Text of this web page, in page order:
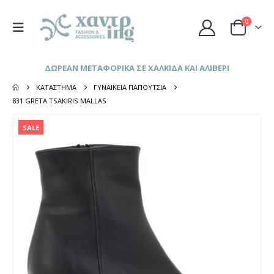
0
ΔΩΡΕΑΝ ΜΕΤΑΦΟΡΙΚΑ ΣΕ ΧΑΛΚΙΔΑ ΚΑΙ ΑΛΙΒΕΡΙ
ΚΑΤΆΣΤΗΜΑ
ΓΥΝΑΙΚΕΊΑ ΠΑΠΟΎΤΣΙΑ
831 GRETA TSAKIRIS MALLAS
SALE